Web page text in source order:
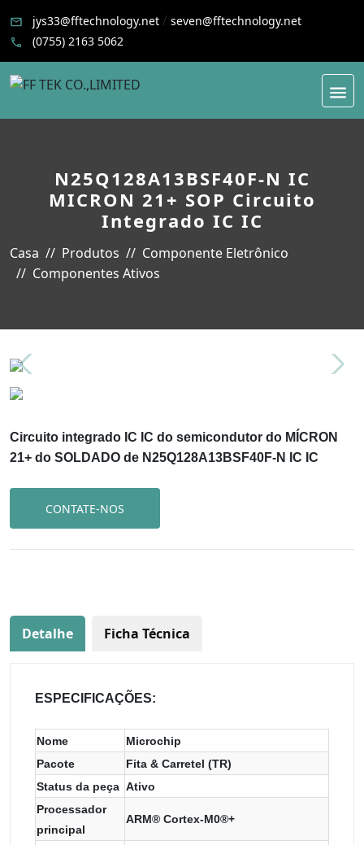
jys33@fftechnology.net / seven@fftechnology.net
(0755) 2163 5062
N25Q128A13BSF40F-N IC
MICRON 21+ SOP Circuito
Integrado IC IC
Casa Produtos
Componente Eletrônico
Componentes Ativos
Circuito integrado IC IC do semicondutor do MÍCRON
21+ do SOLDADO de N25Q128A13BSF40F-N IC IC
CONTATE-NOS
Detalhe Ficha Técnica
ESPECIFICAÇÕES:
Nome
Microchip
Pacote
Fita & Carretel (TR)
Status da peça Ativo
Processador
principal
ARM® Cortex-M0®+